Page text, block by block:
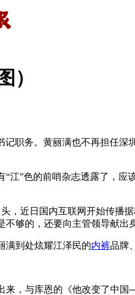
）
职务。黄丽满也不再担任
”色的前哨杂志透露了，应
，近日国内互联网开始传播
够的，还要向主管领导献出
满到处炫耀江泽民的内裤品牌
，与库恩的《他改变了中